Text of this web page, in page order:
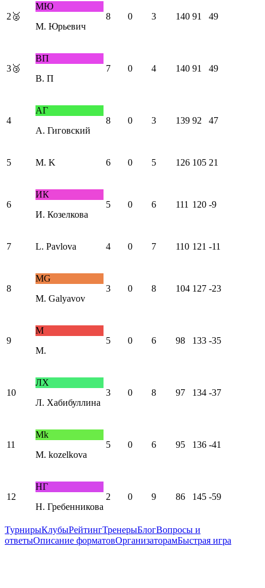
2 🥈
МЮ
М. Юрьевич
8 0 3 140 91 49
3🥉
ВП
В. П
7 0 4 140 91 49
4
АГ
А. Гиговский
8 0 3 139 92 47
5 M. K 6 0 5 126 105 21
6
ИК
И. Козелкова
5 0 6 111 120 -9
7 L. Pavlova 4 0 7 110 121 -11
8
MG
M. Galyavov
3 0 8 104 127 -23
9
М
М.
5 0 6 98 133 -35
10
ЛХ
Л. Хабибуллина
3 0 8 97 134 -37
11
Mk
M. kozelkova
5 0 6 95 136 -41
12
НГ
Н. Гребенникова
2 0 9 86 145 -59
ТурнирыКлубыРейтингТренерыБлогВопросы и
ответыОписание форматовОрганизаторамБыстрая игра